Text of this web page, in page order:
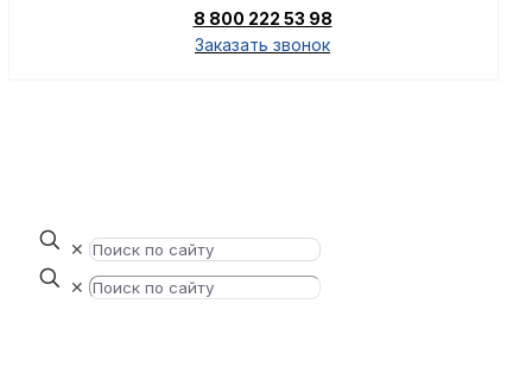
8 800 222 53 98
Заказать звонок
✕
✕